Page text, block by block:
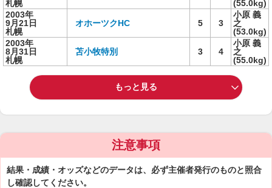
札幌
(55.0kg)
2003年
9月21日
札幌
オホーツクHC 5 3
小原 義
之
(53.0kg)
2003年
8月31日
札幌
苫小牧特別 3 4
小原 義
之
(55.0kg)
もっと見る
注意事項
結果・成績・オッズなどのデータは、必ず主催者発行のものと照合
し確認してください。